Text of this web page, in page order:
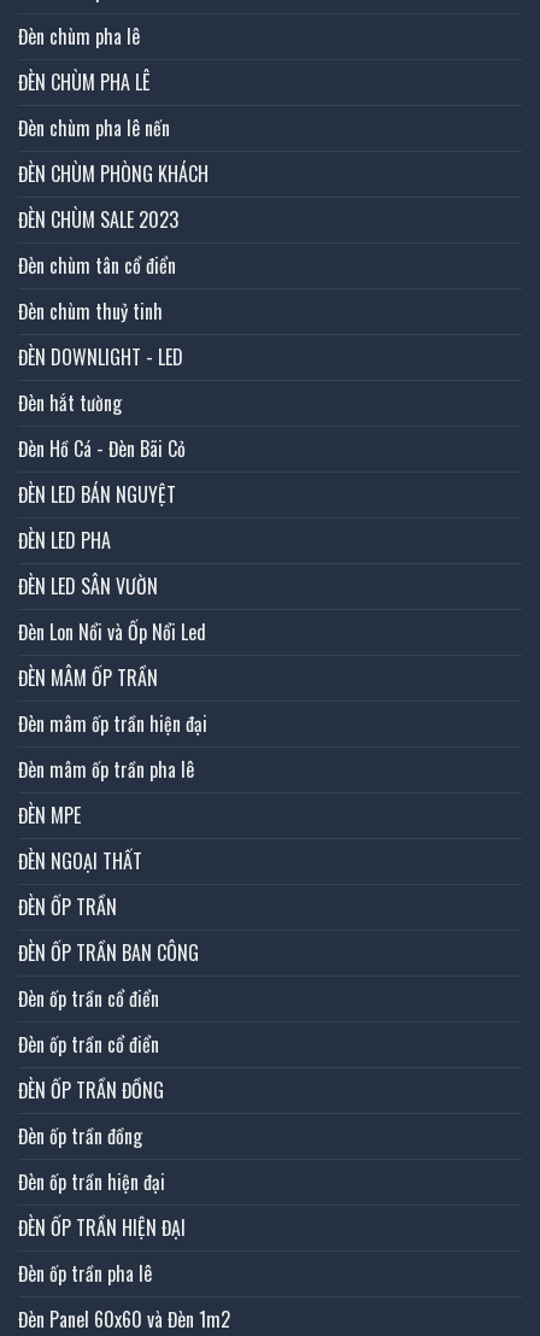
Đèn chùm pha lê
ĐÈN CHÙM PHA LÊ
Đèn chùm pha lê nến
ĐÈN CHÙM PHÒNG KHÁCH
ĐÈN CHÙM SALE 2023
Đèn chùm tân cổ điển
Đèn chùm thuỷ tinh
ĐÈN DOWNLIGHT - LED
Đèn hắt tường
Đèn Hồ Cá - Đèn Bãi Cỏ
ĐÈN LED BÁN NGUYỆT
ĐÈN LED PHA
ĐÈN LED SÂN VƯỜN
Đèn Lon Nổi và Ốp Nổi Led
ĐÈN MÂM ỐP TRẦN
Đèn mâm ốp trần hiện đại
Đèn mâm ốp trần pha lê
ĐÈN MPE
ĐÈN NGOẠI THẤT
ĐÈN ỐP TRẦN
ĐÈN ỐP TRẦN BAN CÔNG
Đèn ốp trần cổ điển
Đèn ốp trần cổ điển
ĐÈN ỐP TRẦN ĐỒNG
Đèn ốp trần đồng
Đèn ốp trần hiện đại
ĐÈN ỐP TRẦN HIỆN ĐẠI
Đèn ốp trần pha lê
Đèn Panel 60x60 và Đèn 1m2